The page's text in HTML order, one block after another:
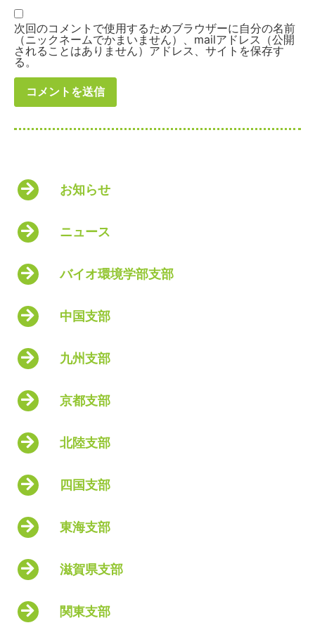
次回のコメントで使用するためブラウザーに自分の名前
（ニックネームでかまいません）、mailアドレス（公開
されることはありません）アドレス、サイトを保存す
る。
お知らせ
ニュース
バイオ環境学部支部
中国支部
九州支部
京都支部
北陸支部
四国支部
東海支部
滋賀県支部
関東支部